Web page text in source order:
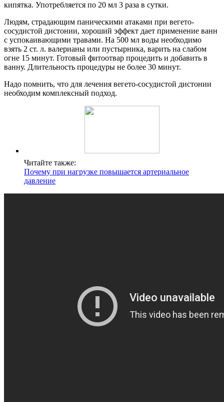
кипятка. Употребляется по 20 мл 3 раза в сутки.
Людям, страдающим паническими атаками при вегето-
сосудистой дистонии, хороший эффект дает применение ванн
с успокаивающими травами. На 500 мл воды необходимо
взять 2 ст. л. валерианы или пустырника, варить на слабом
огне 15 минут. Готовый фитоотвар процедить и добавить в
ванну. Длительность процедуры не более 30 минут.
Надо помнить, что для лечения вегето-сосудистой дистонии
необходим комплексный подход.
Читайте также:
Почему при нагрузке повышается артериальное
давление